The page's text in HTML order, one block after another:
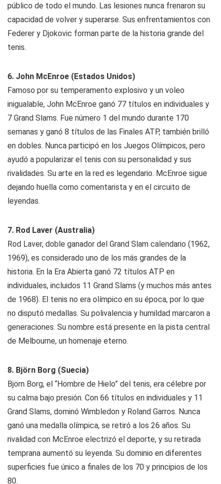
público de todo el mundo. Las lesiones nunca frenaron su
capacidad de volver y superarse. Sus enfrentamientos con
Federer y Djokovic forman parte de la historia grande del
tenis.
6. John McEnroe (Estados Unidos)
Famoso por su temperamento explosivo y un voleo
inigualable, John McEnroe ganó 77 títulos en individuales y
7 Grand Slams. Fue número 1 del mundo durante 170
semanas y ganó 8 títulos de las Finales ATP, también brilló
en dobles. Nunca participó en los Juegos Olímpicos, pero
ayudó a popularizar el tenis con su personalidad y sus
rivalidades. Su arte en la red es legendario. McEnroe sigue
dejando huella como comentarista y en el circuito de
leyendas.
7. Rod Laver (Australia)
Rod Laver, doble ganador del Grand Slam calendario (1962,
1969), es considerado uno de los más grandes de la
historia. En la Era Abierta ganó 72 títulos ATP en
individuales, incluidos 11 Grand Slams (y muchos más antes
de 1968). El tenis no era olímpico en su época, por lo que
no disputó medallas. Su polivalencia y humildad marcaron a
generaciones. Su nombre está presente en la pista central
de Melbourne, un homenaje eterno.
8. Björn Borg (Suecia)
Björn Borg, el “Hombre de Hielo” del tenis, era célebre por
su calma bajo presión. Con 66 títulos en individuales y 11
Grand Slams, dominó Wimbledon y Roland Garros. Nunca
ganó una medalla olímpica, se retiró a los 26 años. Su
rivalidad con McEnroe electrizó el deporte, y su retirada
temprana aumentó su leyenda. Su dominio en diferentes
superficies fue único a finales de los 70 y principios de los
80.